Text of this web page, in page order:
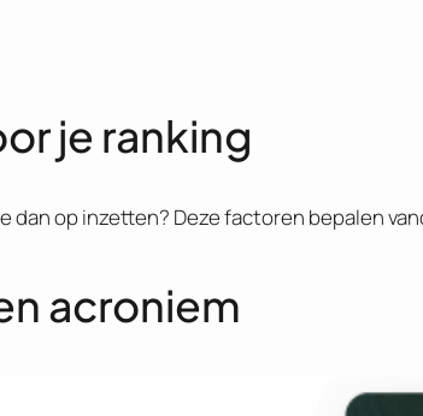
je ranking
dan op inzetten? Deze factoren bepalen
acroniem